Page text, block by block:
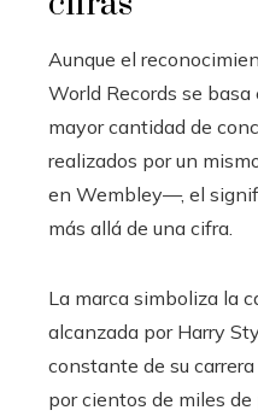
Aunque el
World Records se
mayor cantidad de
realizados por un
en Wembley—, el
más allá de una cifra.
La marca simboliza la
alcanzada por Harry
constante de su
por cientos de miles